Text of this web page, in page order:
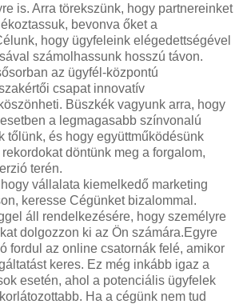
is. Arra törekszünk, hogy partnereinket
bevonva őket a
hogy ügyfeleink elégedettségével
számolhassunk hosszú távon.
az ügyfél-központú
csapat innovatív
Büszkék vagyunk arra, hogy
a legmagasabb színvonalú
tőlünk, és hogy együttműködésünk
döntünk meg a forgalom,
terén.
vállalata kiemelkedő marketing
keresse Cégünket bizalommal.
áll rendelkezésére, hogy személyre
dolgozzon ki az Ön számára.Egyre
fordul az online csatornák felé, amikor
keres. Ez még inkább igaz a
esetén, ahol a potenciális ügyfelek
Ha a cégünk nem tud